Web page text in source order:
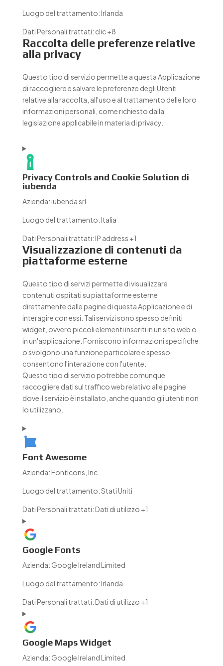
Luogo del trattamento:Irlanda
Dati Personali trattati: clic +8
Raccolta delle preferenze relative
alla privacy
Questo tipo di servizio permette a questa Applicazione
di raccogliere e salvare le preferenze degli Utenti
relative alla raccolta, all'uso e al trattamento delle loro
informazioni personali, come richiesto dalla
legislazione applicabile in materia di privacy.
Privacy Controls and Cookie Solution di
iubenda
Azienda:iubenda srl
Luogo del trattamento:Italia
Dati Personali trattati:IP address +1
Visualizzazione di contenuti da
piattaforme esterne
Questo tipo di servizi permette di visualizzare
contenuti ospitati su piattaforme esterne
direttamente dalle pagine di questa Applicazione e di
interagire con essi. Tali servizi sono spesso definiti
widget, ovvero piccoli elementi inseriti in un sito web o
in un'applicazione. Forniscono informazioni specifiche
o svolgono una funzione particolare e spesso
consentono l'interazione con l'utente.
Questo tipo di servizio potrebbe comunque
raccogliere dati sul traffico web relativo alle pagine
dove il servizio è installato, anche quando gli utenti non
lo utilizzano.
Font Awesome
Azienda:Fonticons, Inc.
Luogo del trattamento:Stati Uniti
Dati Personali trattati:Dati di utilizzo +1
Google Fonts
Azienda: Google Ireland Limited
Luogo del trattamento:Irlanda
Dati Personali trattati:Dati di utilizzo +1
Google Maps Widget
Azienda: Google Ireland Limited